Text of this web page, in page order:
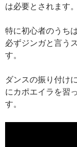
は必要とされます。
特に初心者のうち
必ずジンガと言う
す。
ダンスの振り付け
にカポエイラを習
す。